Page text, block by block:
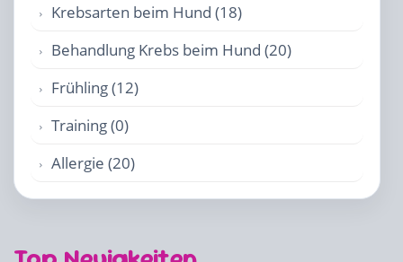
Krebsarten beim Hund (18)
Behandlung Krebs beim Hund (20)
Frühling (12)
Training (0)
Allergie (20)